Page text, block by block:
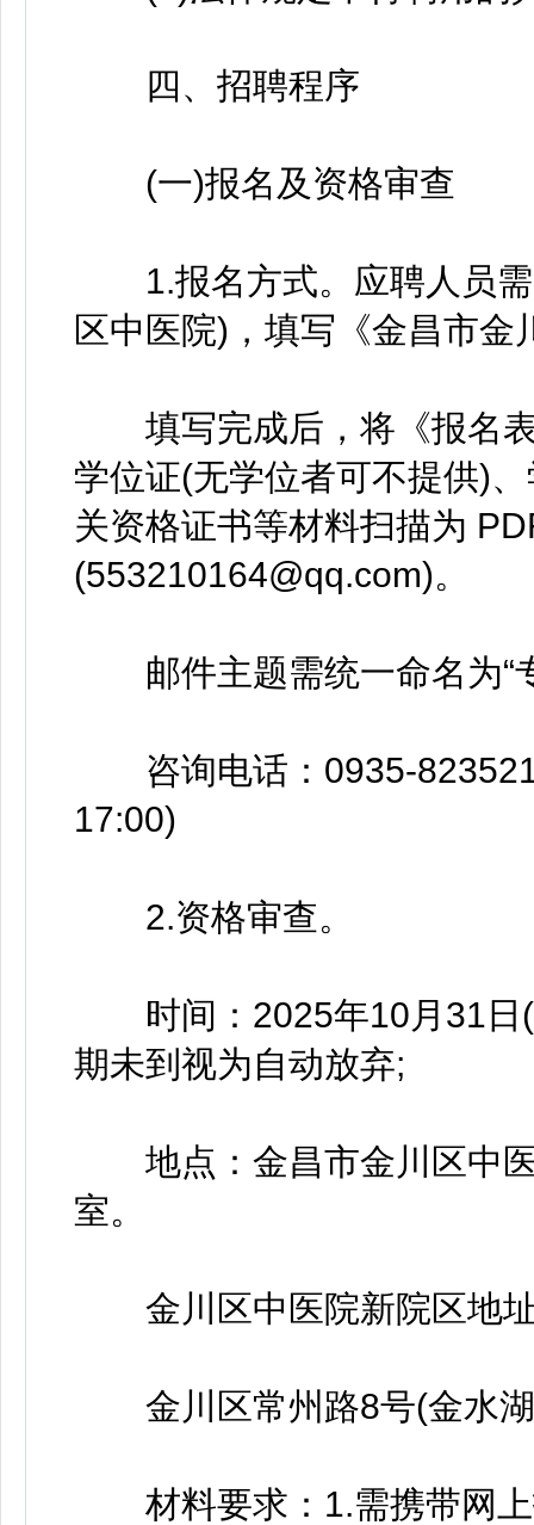
四、招聘程序
(一)报名及资格审查
1.报名方式。应聘人员需
区中医院)，填写《金昌市
填写完成后，将《报名表
学位证(无学位者可不提供)
关资格证书等材料扫描为
(553210164@qq.com)。
邮件主题需统一命名为“
咨询电话：0935-
17:00)
2.资格审查。
时间：2025年10月31日
期未到视为自动放弃;
地点：金昌市金川区中医
室。
金川区中医院新院区地
金川区常州路8号(金水
材料要求：1.需携带网上